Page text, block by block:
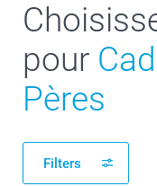
pour
Pères
Filters